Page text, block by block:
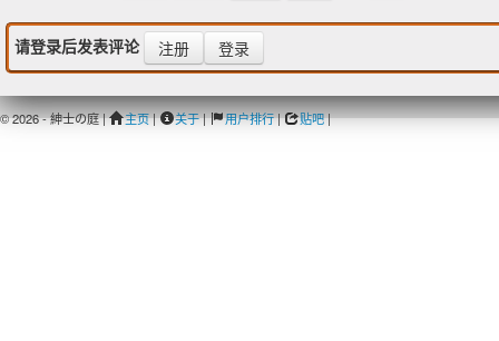
请登录后发表评论 注册 登录
© 2026 - 紳士の庭 | 主页| 关于| 用户排行| 贴吧|